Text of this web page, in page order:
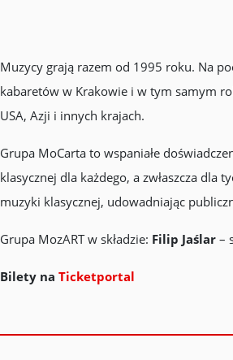
Muzycy grają razem od 1995 roku. Na
kabaretów w Krakowie i w tym samym
USA, Azji i innych krajach.
Grupa MoCarta to wspaniałe
klasycznej dla każdego, a zwłaszcza
muzyki klasycznej, udowadniając
Grupa MozART w składzie: Filip Jaślar–
Bilety na Ticketportal